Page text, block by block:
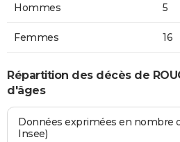
Hommes 5
Femmes 16
Répartition des décès de
d'âges
Données exprimées en nombre
Insee)